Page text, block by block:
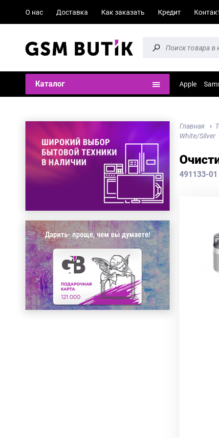
О нас Доставка Как заказать Кредит
Каталог Apple
Главная
White/Silver
491133-01